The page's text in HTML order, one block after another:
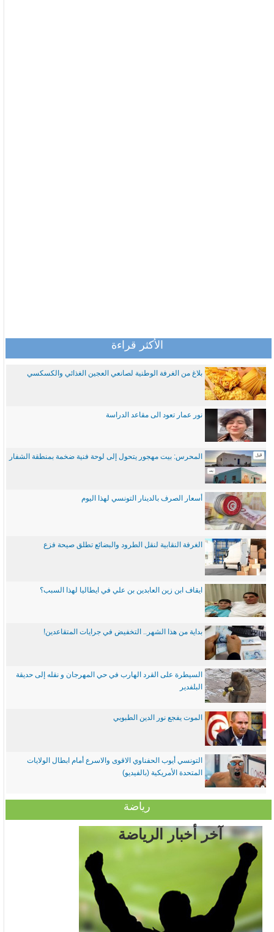
الأكثر قراءة
بلاغ من الغرفة الوطنية لصانعي العجين الغذائي والكسكسي
نور عمار تعود الى مقاعد الدراسة
المحرس: بيت مهجور يتحول إلى لوحة فنية ضخمة بمنطقة الشفار
أسعار الصرف بالدينار التونسي لهذا اليوم
الغرفة النقابية لنقل الطرود والبضائع تطلق صيحة فزع
ايقاف ابن زين العابدين بن علي في ايطاليا لهذا السبب؟
بداية من هذا الشهر.. التخفيض في جرايات المتقاعدين!
السيطرة على القرد الهارب في حي المهرجان و نقله إلى حديقة
البلفدير
الموت يفجع نور الدين الطبوبي
التونسي أيوب الحفناوي الاقوى والاسرع أمام ابطال الولايات
المتحدة الأمريكية (بالفيديو)
رياضة
آخر أخبار الرياضة